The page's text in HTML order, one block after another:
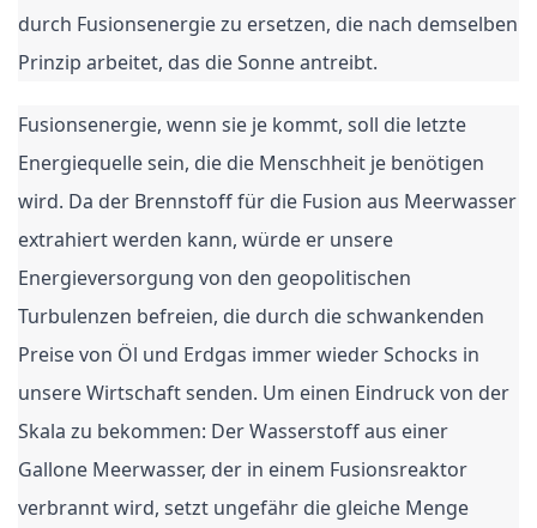
durch Fusionsenergie zu ersetzen, die nach demselben
Prinzip arbeitet, das die Sonne antreibt.
Fusionsenergie, wenn sie je kommt, soll die letzte
Energiequelle sein, die die Menschheit je benötigen
wird. Da der Brennstoff für die Fusion aus Meerwasser
extrahiert werden kann, würde er unsere
Energieversorgung von den geopolitischen
Turbulenzen befreien, die durch die schwankenden
Preise von Öl und Erdgas immer wieder Schocks in
unsere Wirtschaft senden. Um einen Eindruck von der
Skala zu bekommen: Der Wasserstoff aus einer
Gallone Meerwasser, der in einem Fusionsreaktor
verbrannt wird, setzt ungefähr die gleiche Menge